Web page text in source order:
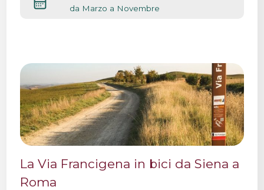
da Marzo a Novembre
La Via Francigena in bici da Siena a
Roma